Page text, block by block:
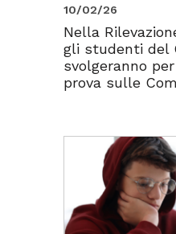
10/02/26
Nella
gli studenti del
svolgeranno
prova sulle